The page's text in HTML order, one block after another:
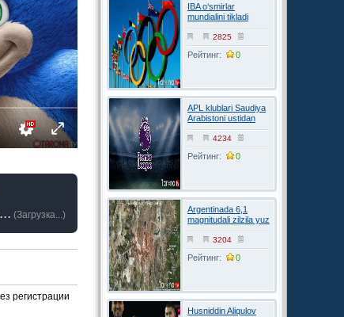
(Загрузка... )
регистрации
IBA o‘smirlar
mundialini tikladi
2825
Рейтинг: 0
APL klublari Saudiya
Arabistoni ustidan
FIFAga shikoyat
qilmoqchi4234
Рейтинг: 0
Argentinada 6,1
magnitudali zilzila yuz
berdi
3204
Рейтинг: 0
Husniddin Aliqulov